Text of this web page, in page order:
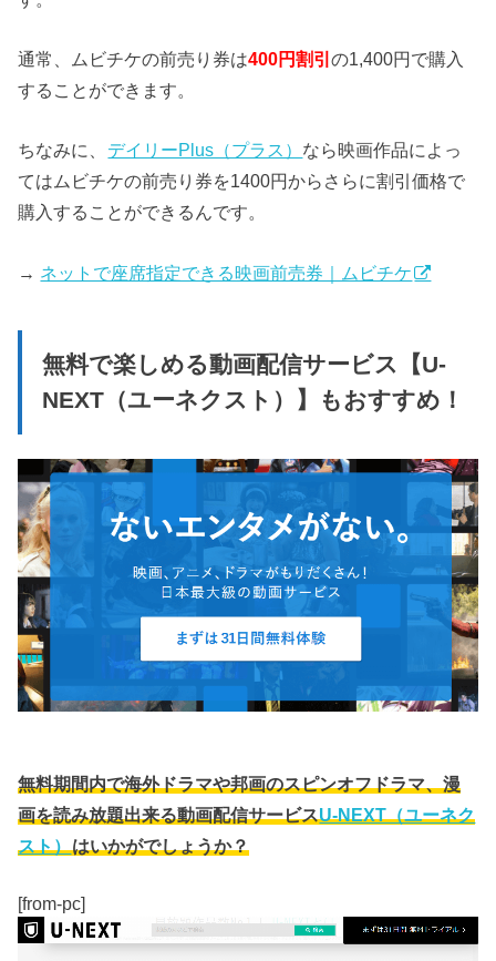
通常、ムビチケの前売り券は400円割引の1,400円で購入
することができます。
ちなみに、 デイリーPlus（プラス） なら映画作品によっ
てはムビチケの前売り券を1400円からさらに割引価格で
購入することができるんです。
→ ネットで座席指定できる映画前売券｜ムビチケ
無料で楽しめる動画配信サービス【U-
NEXT（ユーネクスト）】もおすすめ！
無料期間内で海外ドラマや邦画のスピンオフドラマ、漫
画を読み放題出来る動画配信サービスU-NEXT（ユーネク
スト）はいかがでしょうか？
[from-pc]